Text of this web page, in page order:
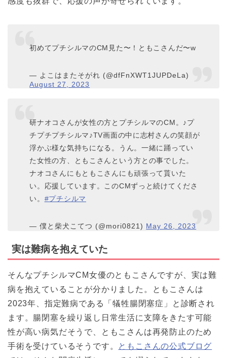
初めてプチシルマのCM見た〜！ともこさんだ〜w
— よこはまたそがれ (@dfFnXWT1JUPDeLa)
August 27, 2023
研ナオコさんが女性の方とプチシルマのCM。♪プ
チプチプチシルマ♪TV画面の中に志村さんの笑顔が
浮かぶ様な気持ちになる。うん。一緒に踊ってい
た女性の方、ともこさんという方との事でした。
ナオコさんにもともこさんにも頑張って貰いた
い。応援しています。このCMずっと続けてくださ
い。 #プチシルマ
— 僕と柴犬こてつ (@mori0821) May 26, 2023
実は難病を抱えていた
そんなプチシルマCM女優のともこさんですが、実は難
病を抱えていることが分かりました。ともこさんは
2023年、指定難病である「犠牲腸閉塞症」と診断され
ます。腸閉塞を繰り返し日常生活に支障をきたす可能
性が高い病気だそうで、ともこさんは再発防止のため
手術を受けているそうです。 ともこさんの公式ブログ